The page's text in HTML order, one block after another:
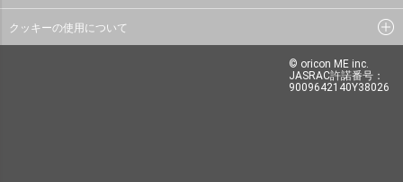
クッキーの使用について
© oricon ME inc.
JASRAC許諾番号：
9009642140Y38026